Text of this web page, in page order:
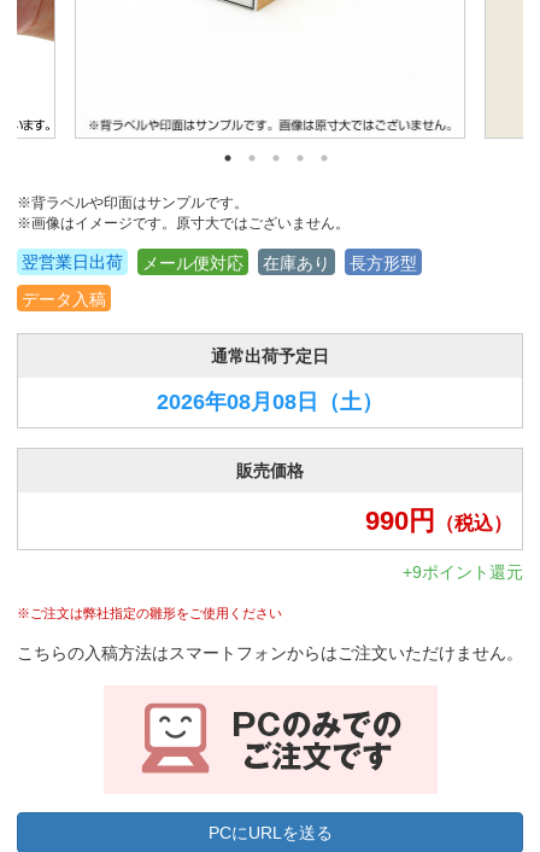
※背ラベルや印面はサンプルです。
※画像はイメージです。原寸大ではございません。
翌営業日出荷 メール便対応 在庫あり
長方形型
データ入稿
通常出荷予定日
2026年08月08日 （土）
販売価格
990円 （税込）
+9ポイント還元
※ご注文は弊社指定の雛形をご使用ください
こちらの入稿方法はスマートフォンからはご注文いただけません。
PCにURLを送る